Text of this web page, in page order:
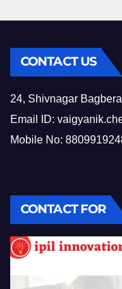
CONTACT US
24, Shivnagar
Email ID:
Mobile No:
CONTACT FOR